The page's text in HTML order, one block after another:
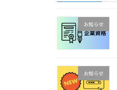
お知らせ
お知らせ